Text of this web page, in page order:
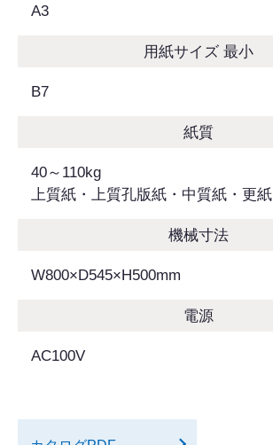
A3
用紙サイズ 最小
B7
紙質
40～110kg
上質紙・上質孔版紙・中質紙・更紙
機械寸法
W800×D545×H500mm
電源
AC100V